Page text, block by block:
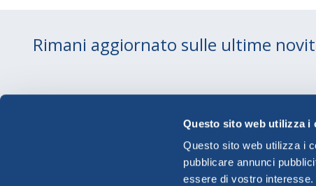
Questo sito web utilizza i
Questo sito web utilizza i
pubblicare annunci
essere di vostro
Rimani aggiornato sulle ultime
Trasporto merci Corsica
Condizioni trasporto
Assistenza